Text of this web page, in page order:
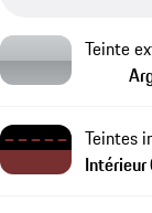
Teinte
Teintes
Intérieur